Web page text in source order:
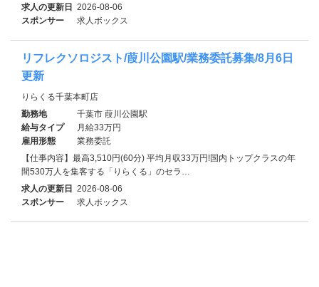
求人の更新日 2026-08-06
スポンサー
求人ボックス
リフレクソロジスト/葭川公園駅/業務委託募集/8月6日
更新
りらくる千葉本町店
勤務地
千葉市 葭川公園駅
給与タイプ
月給33万円
雇用形態
業務委託
【仕事内容】最高3,510円(60分) 平均月収33万円!国内トップクラスの年
間530万人を集客する「りらくる」のセラ…
求人の更新日 2026-08-06
スポンサー
求人ボックス